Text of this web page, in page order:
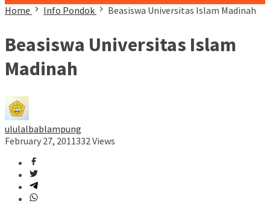
Home
Info Pondok Beasiswa Universitas Islam Madinah
Beasiswa Universitas Islam
Madinah
ululalbablampung
February 27, 2011332 Views